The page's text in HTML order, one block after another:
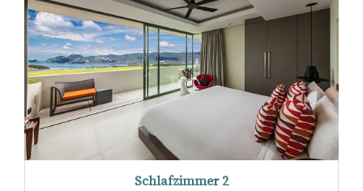
Schlafzimmer 2